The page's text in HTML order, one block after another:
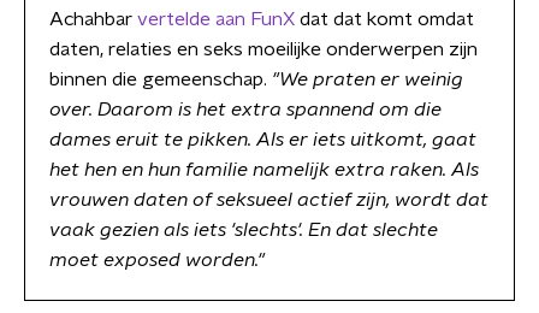
Achahbar vertelde aan FunX dat dat komt omdat
daten, relaties en seks moeilijke onderwerpen zijn
binnen die gemeenschap. "We praten er weinig
over. Daarom is het extra spannend om die
dames eruit te pikken. Als er iets uitkomt, gaat
het hen en hun familie namelijk extra raken. Als
vrouwen daten of seksueel actief zijn, wordt dat
vaak gezien als iets 'slechts'. En dat slechte
moet exposed worden."